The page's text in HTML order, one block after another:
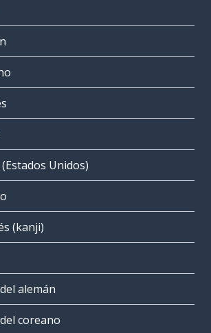
Unidos)
(kanji)
alemán
coreano